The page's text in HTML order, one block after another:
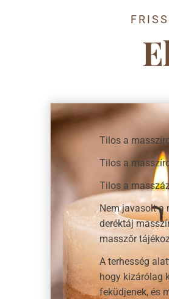
Tilos a
Tilos a
Tilos a
Nem javasolt a
deréktáj
masszőr
A terhesség
hogy kizárólag
feküdjenek, és